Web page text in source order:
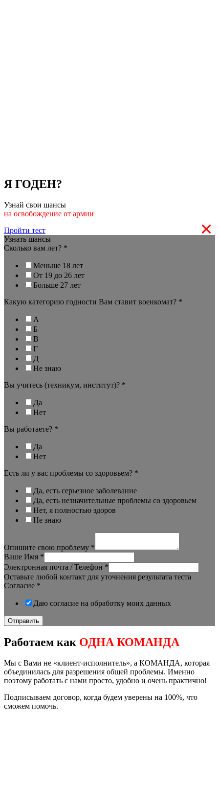
Я ГОДЕН?
Узнай свои шансы
на освобождение от армии
Пройти тест
Узнать шансы
Сколько вам лет? *
Меньше 18 лет
От 19 до 26 лет
Больше 27 лет
Какую категорию годности Вам ставит военкомат? *
А
Б
В
Г
Д
Не знаю
Вы учитесь (техникум, институт)? *
Да
Нет
Вы работаете? *
Да
Нет
Есть ли у вас проблемы со здоровьем? *
Да, есть серьезное заболевание
Да, есть незначительные проблемы со здоровьем
Нет, я полностью здоров
Не знаю
Опишите свою проблему *
Ваше Имя *
Электронная почта / Телефон *
Оставьте любой контакт для уточнения результата теста
Согласие *
Даю согласие на обработку моих данных
Отправить
Работаем как ОДНА КОМАНДА
Мы с Вами не «клиент-исполнитель», а КОМАНДА, которая
объединилась для разрешения общей проблемы. Именно
поэтому работать с нами просто, удобно и очень практично!
Подписываем договор, когда будем уверены на 100%, что
сможем помочь.